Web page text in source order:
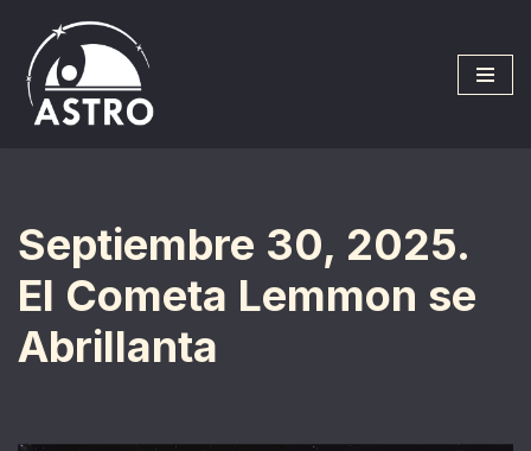
Saltar
al
contenido
Septiembre 30, 2025.
El Cometa Lemmon se
Abrillanta